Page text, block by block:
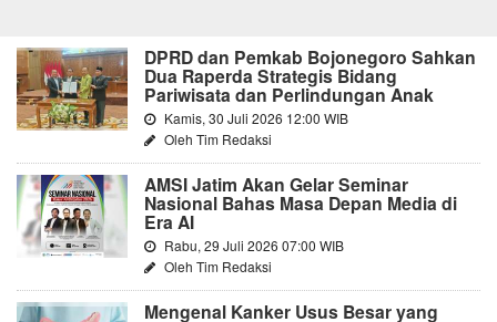
DPRD dan Pemkab Bojonegoro Sahkan
Dua Raperda Strategis Bidang
Pariwisata dan Perlindungan Anak
Kamis, 30 Juli 2026 12:00 WIB
Oleh Tim Redaksi
AMSI Jatim Akan Gelar Seminar
Nasional Bahas Masa Depan Media di
Era AI
Rabu, 29 Juli 2026 07:00 WIB
Oleh Tim Redaksi
Mengenal Kanker Usus Besar yang